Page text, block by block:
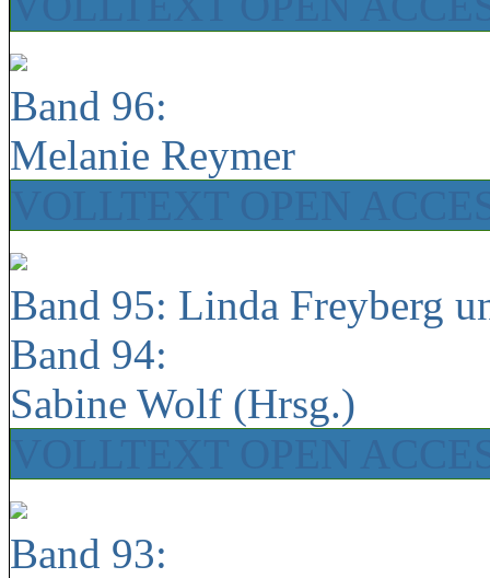
Band 96:
Melanie Reymer
Band 95: Linda Freyberg
Band 94:
Sabine Wolf (Hrsg.)
Band 93: